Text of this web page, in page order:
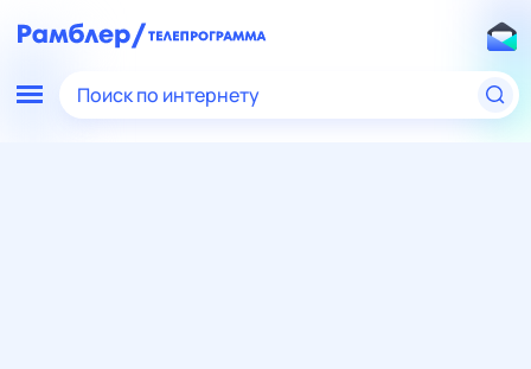
Поиск по интернету